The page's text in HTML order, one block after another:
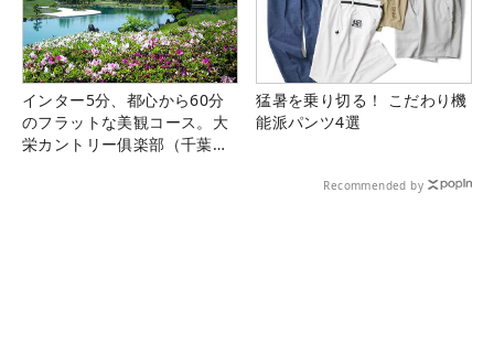
インター5分、都心から60分
のフラットな美観コース。大
栄カントリー俱楽部（千葉
猛暑を乗り切る！ こだわり機
能派パンツ4選
Recommended by